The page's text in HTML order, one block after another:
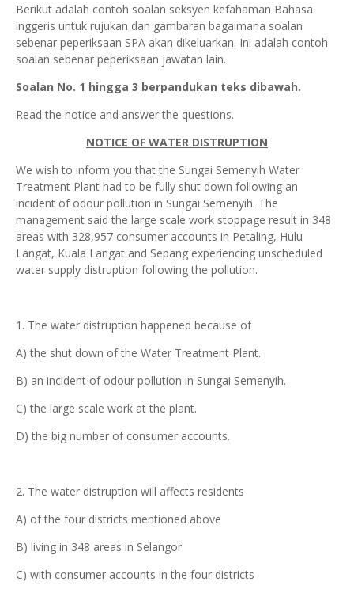
Berikut adalah contoh soalan seksyen kefahaman Bahasa
inggeris untuk rujukan dan gambaran bagaimana soalan
sebenar peperiksaan SPA akan dikeluarkan. Ini adalah contoh
soalan sebenar peperiksaan jawatan lain.
Soalan No. 1 hingga 3 berpandukan teks dibawah.
Read the notice and answer the questions.
NOTICE OF WATER DISTRUPTION
We wish to inform you that the Sungai Semenyih Water
Treatment Plant had to be fully shut down following an
incident of odour pollution in Sungai Semenyih. The
management said the large scale work stoppage result in 348
areas with 328,957 consumer accounts in Petaling, Hulu
Langat, Kuala Langat and Sepang experiencing unscheduled
water supply distruption following the pollution.
1. The water distruption happened because of
A) the shut down of the Water Treatment Plant.
B) an incident of odour pollution in Sungai Semenyih.
C) the large scale work at the plant.
D) the big number of consumer accounts.
2. The water distruption will affects residents
A) of the four districts mentioned above
B) living in 348 areas in Selangor
C) with consumer accounts in the four districts